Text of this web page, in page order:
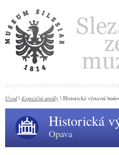
Úvod\ Expoziční areály \ Historická výstavní
Historická
Opava